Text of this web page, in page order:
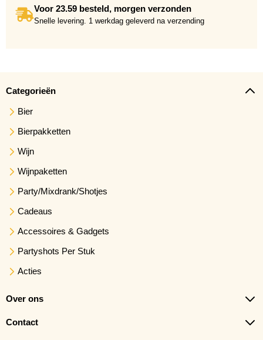
Voor 23.59 besteld, morgen verzonden
Snelle levering. 1 werkdag geleverd na verzending
Categorieën
Bier
Bierpakketten
Wijn
Wijnpaketten
Party/Mixdrank/Shotjes
Cadeaus
Accessoires & Gadgets
Partyshots Per Stuk
Acties
Over ons
Contact